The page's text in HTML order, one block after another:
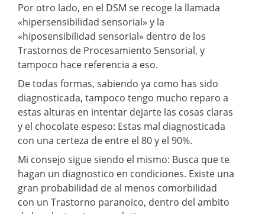
Por otro lado, en el DSM se recoge la llamada
«hipersensibilidad sensorial» y la
«hiposensibilidad sensorial» dentro de los
Trastornos de Procesamiento Sensorial, y
tampoco hace referencia a eso.
De todas formas, sabiendo ya como has sido
diagnosticada, tampoco tengo mucho reparo a
estas alturas en intentar dejarte las cosas claras
y el chocolate espeso: Estas mal diagnosticada
con una certeza de entre el 80 y el 90%.
Mi consejo sigue siendo el mismo: Busca que te
hagan un diagnostico en condiciones. Existe una
gran probabilidad de al menos comorbilidad
con un Trastorno paranoico, dentro del ambito